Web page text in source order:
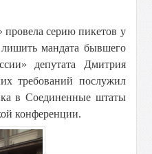
провела серию пикетов у
мандата бывшего
депутата Дмитрия
требований послужил
в Соединенные штаты
конференции.